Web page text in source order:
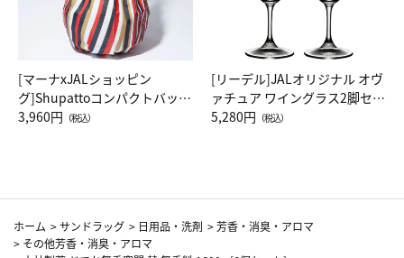
[マーナxJALショッピン
グ]Shupattoコンパクトバッグ
Drop JAL客室乗務員（LC）ス
3,960円 （税込）
[リーデル]JALオリジナル オヴ
ァチュア ワイングラス2脚セッ
ト（レッドワイン）
5,280円 （税込）
ホーム >サンドラッグ > 日用品・洗剤 >芳香・消臭・アロマ
> その他芳香・消臭・アロマ